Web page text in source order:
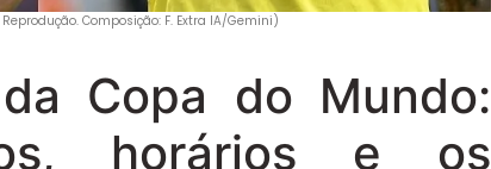
Composição: F. Extra IA/Gemini)
Copa do Mundo:
horários e os